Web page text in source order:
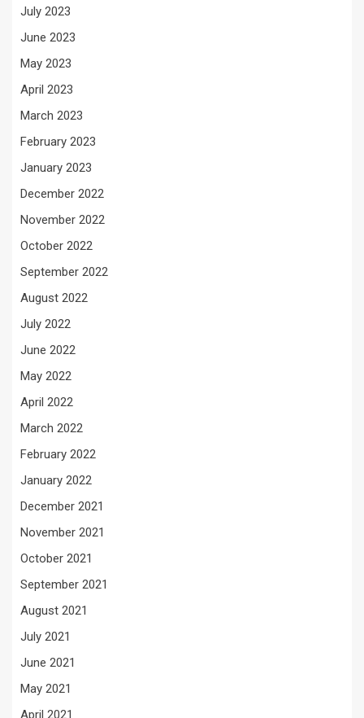
July 2023
June 2023
May 2023
April 2023
March 2023
February 2023
January 2023
December 2022
November 2022
October 2022
September 2022
August 2022
July 2022
June 2022
May 2022
April 2022
March 2022
February 2022
January 2022
December 2021
November 2021
October 2021
September 2021
August 2021
July 2021
June 2021
May 2021
April 2021